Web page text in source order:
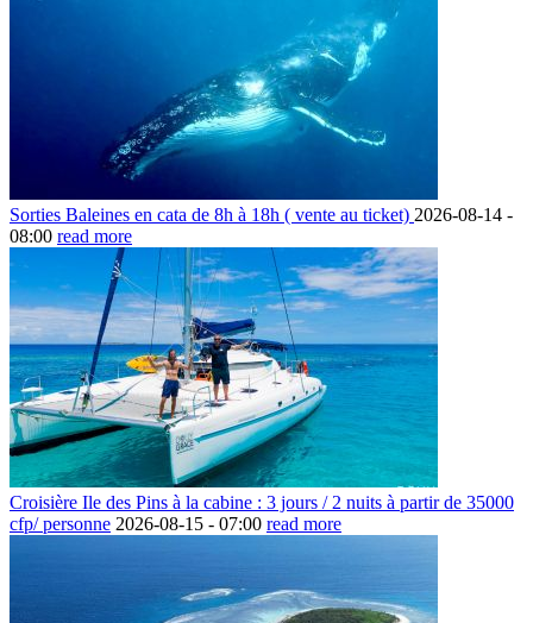
Sorties Baleines en cata de 8h à 18h ( vente au ticket) 2026-08-14 -
08:00 read more
Croisière Ile des Pins à la cabine : 3 jours / 2 nuits à partir de 35000
cfp/ personne 2026-08-15 - 07:00 read more